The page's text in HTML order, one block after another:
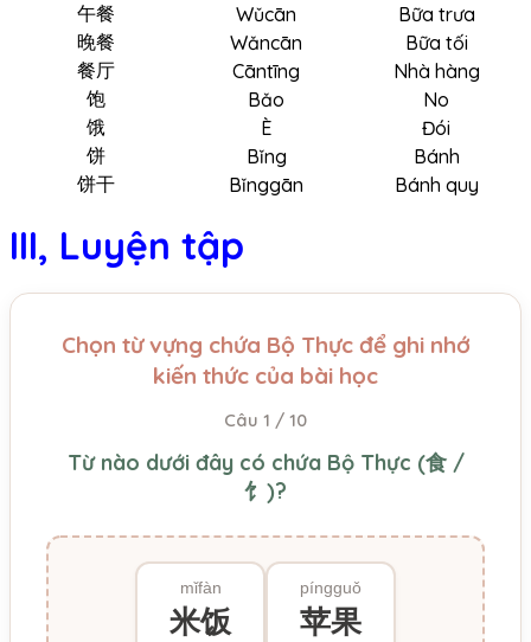
午餐
Wǔcān
Bữa trưa
晚餐
Wǎncān
Bữa tối
餐厅
Cāntīng
Nhà hàng
饱
Bǎo
No
饿
È
Đói
饼
Bǐng
Bánh
饼干
Bǐnggān Bánh quy
III, Luyện tập
Chọn từ vựng chứa Bộ Thực để ghi nhớ
kiến thức của bài học
Câu 1 / 10
Từ nào dưới đây có chứa Bộ Thực (食 /
饣)?
mǐfàn
米饭
píngguǒ
苹果